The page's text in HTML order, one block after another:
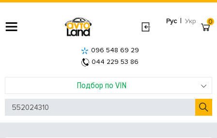
Рус | Укр
Подбор по VIN
096 548 69 29
044 229 53 86
0